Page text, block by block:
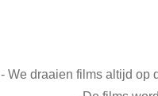
- We draaien films altijd op